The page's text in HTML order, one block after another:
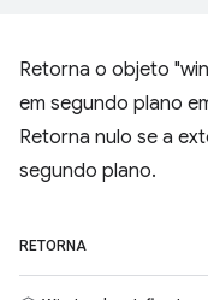
Retorna o objeto
em segundo plano
Retorna nulo se a
segundo plano.
RETORNA